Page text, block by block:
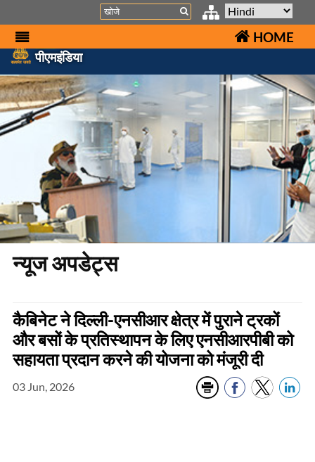
Search
HOME
पीएमइंडिया
न्यूज अपडेट्स
कैबिनेट ने दिल्ली-एनसीआर क्षेत्र में पुराने ट्रकों
और बसों के प्रतिस्थापन के लिए एनसीआरपीबी को
सहायता प्रदान करने की योजना को मंजूरी दी
03 Jun, 2026